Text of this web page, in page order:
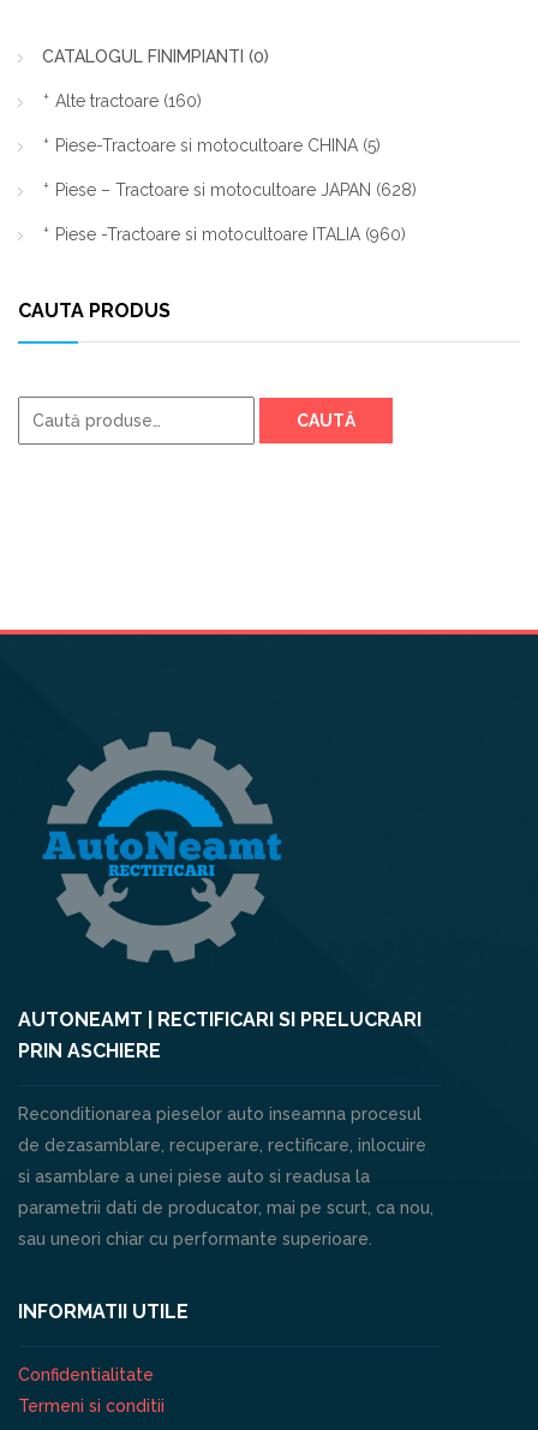
CATALOGUL FINIMPIANTI (0)
Alte tractoare (160)
Piese-Tractoare si motocultoare CHINA (5)
Piese – Tractoare si motocultoare JAPAN (628)
Piese -Tractoare si motocultoare ITALIA (960)
CAUTA PRODUS
Caută
după:
CAUTĂ
AUTONEAMT | RECTIFICARI SI PRELUCRARI
PRIN ASCHIERE
Reconditionarea pieselor auto inseamna procesul
de dezasamblare, recuperare, rectificare, inlocuire
si asamblare a unei piese auto si readusa la
parametrii dati de producator, mai pe scurt, ca nou,
sau uneori chiar cu performante superioare.
INFORMATII UTILE
Confidentialitate
Termeni si conditii